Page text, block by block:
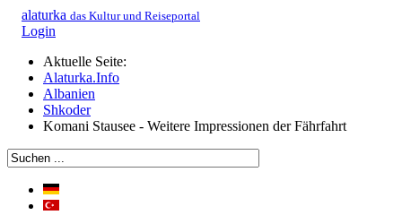
alaturka das Kultur und Reiseportal
Login
Aktuelle Seite:
Alaturka.Info
Albanien
Shkoder
Komani Stausee - Weitere Impressionen der Fährfahrt